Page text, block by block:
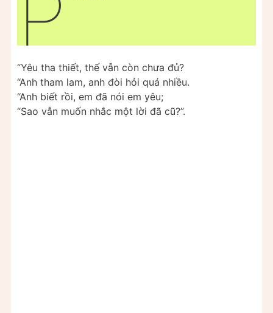
“Yêu tha thiết, thế vẫn còn chưa đủ?
“Anh tham lam, anh đòi hỏi quá nhiều.
“Anh biết rồi, em đã nói em yêu;
“Sao vẫn muốn nhắc một lời đã cũ?”.